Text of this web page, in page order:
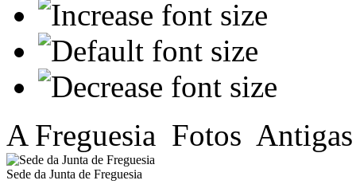
A Freguesia Fotos Antigas
Sede da Junta de Freguesia